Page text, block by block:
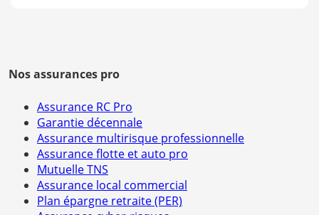
Nos assurances pro
Assurance RC Pro
Garantie décennale
Assurance multirisque professionnelle
Assurance flotte et auto pro
Mutuelle TNS
Assurance local commercial
Plan épargne retraite (PER)